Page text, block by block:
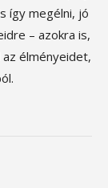
így megélni, jó
– azokra is,
élményeidet,